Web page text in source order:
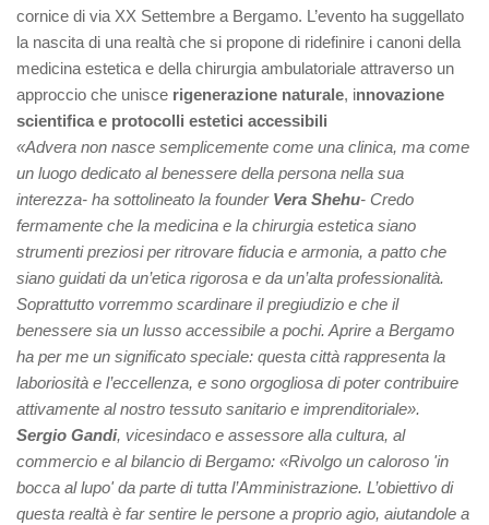
cornice di via XX Settembre a Bergamo. L’evento ha suggellato
la nascita di una realtà che si propone di ridefinire i canoni della
medicina estetica e della chirurgia ambulatoriale attraverso un
approccio che unisce rigenerazione naturale, innovazione
scientifica e protocolli estetici accessibili
«Advera non nasce semplicemente come una clinica, ma come
un luogo dedicato al benessere della persona nella sua
interezza- ha sottolineato la founder Vera Shehu- Credo
fermamente che la medicina e la chirurgia estetica siano
strumenti preziosi per ritrovare fiducia e armonia, a patto che
siano guidati da un’etica rigorosa e da un’alta professionalità.
Soprattutto vorremmo scardinare il pregiudizio e che il
benessere sia un lusso accessibile a pochi. Aprire a Bergamo
ha per me un significato speciale: questa città rappresenta la
laboriosità e l’eccellenza, e sono orgogliosa di poter contribuire
attivamente al nostro tessuto sanitario e imprenditoriale».
Sergio Gandi, vicesindaco e assessore alla cultura, al
commercio e al bilancio di Bergamo: «Rivolgo un caloroso 'in
bocca al lupo' da parte di tutta l’Amministrazione. L’obiettivo di
questa realtà è far sentire le persone a proprio agio, aiutandole a